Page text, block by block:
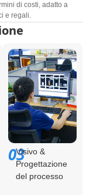
di costi, adatto a
e regali.
03Visivo &
Progettazione
del processo